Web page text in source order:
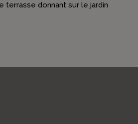
terrasse donnant sur le jardin